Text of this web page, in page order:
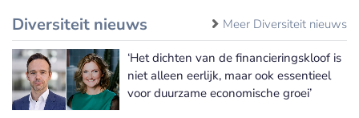
Diversiteit nieuws Meer Diversiteit nieuws
‘Het dichten van de financieringskloof is
niet alleen eerlijk, maar ook essentieel
voor duurzame economische groei’